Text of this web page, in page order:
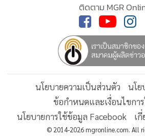
มีประสิทธิภาพ โดยจำนวนวันที่ค่าฝุ่น PM
และจำนวนผู้ป่วยโรคทางเดินหายใจจา
ลดลงต่ำกว่าเป้าหมายที่กำหนด
สำหรับกิจกรรมถอดบทเรียนครั้งนี้มีเป้า
เรียนจากการดำเนินงานที่ผ่านมา วิเครา
พัฒนา รวมถึงรับฟังข้อเสนอแนะจากทุ
ปรับปรุงแผนการป้องกันและแก้ไขปัญห
ติดตาม MGR
นโยบายความเป็นส่วนตัว
นโย
ข้อกำหนดและเงื่อนไขกา
นโยบายการใช้ข้อมูล Facebook
เ
© 2014-2026 mgronline.com. All